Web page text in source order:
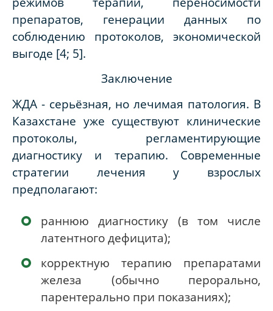
препаратов, генерации данных по
соблюдению протоколов, экономической
выгоде [4; 5].
Заключение
ЖДА - серьёзная, но лечимая патология. В
Казахстане уже существуют клинические
протоколы, регламентирующие
диагностику и терапию. Современные
стратегии лечения у взрослых
предполагают:
раннюю диагностику (в том числе
латентного дефицита);
корректную терапию препаратами
железа (обычно перорально,
парентерально при показаниях);